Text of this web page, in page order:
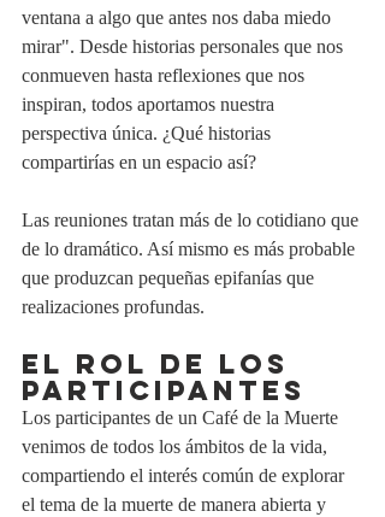
ventana a algo que antes nos daba miedo
mirar". Desde historias personales que nos
conmueven hasta reflexiones que nos
inspiran, todos aportamos nuestra
perspectiva única. ¿Qué historias
compartirías en un espacio así?
Las reuniones tratan más de lo cotidiano que
de lo dramático. Así mismo es más probable
que produzcan pequeñas epifanías que
realizaciones profundas.
EL ROL DE LOS
PARTICIPANTES
Los participantes de un Café de la Muerte
venimos de todos los ámbitos de la vida,
compartiendo el interés común de explorar
el tema de la muerte de manera abierta y